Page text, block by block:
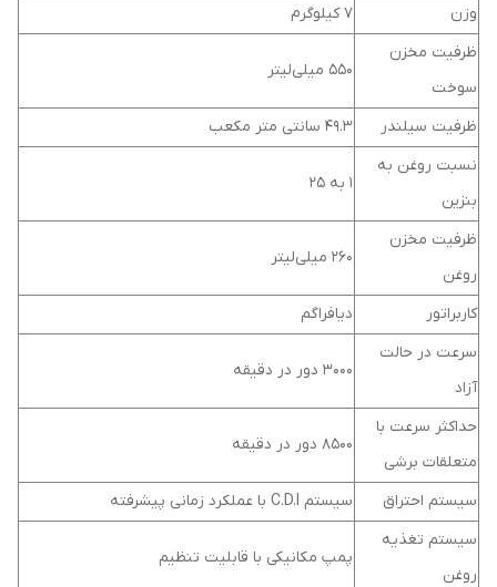
وزن
7 کیلوگرم
ظرفیت مخزن
سوخت
550 میلی‌لیتر
ظرفیت سیلندر
49.3 سانتی متر مکعب
نسبت روغن به
بنزین
1 به 25
ظرفیت مخزن
روغن
260 میلی‌لیتر
کاربراتور
دیافراگم
سرعت در حالت
آزاد
3000 دور در دقیقه
حداکثر سرعت با
متعلقات برشی
8500 دور در دقیقه
سیستم احتراق
سیستم C.D.I با عملکرد زمانی پیشرفته
سیستم تغذیه
روغن
پمپ مکانیکی با قابلیت تنظیم